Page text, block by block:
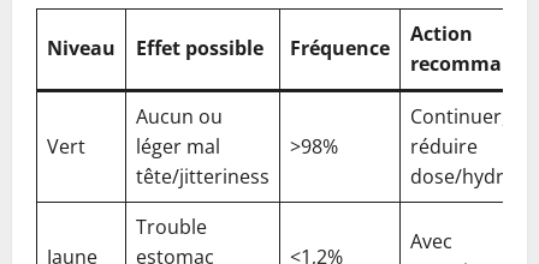
Niveau Effet possible Fréquence
Action
Vert
Aucun ou
léger mal
tête/jitteriness
>98%
Continuer,
réduire
dose/
Jaune
Trouble
estomac
<1,2%
Avec